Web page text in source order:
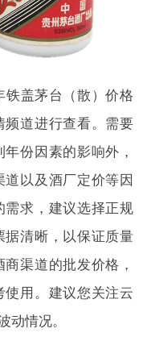
铁盖茅台（散）价格
道进行查看。需要
份因素的影响外，
以及酒厂定价等因
求，建议选择正规
清晰，以保证质量
渠道的批发价格，
用。建议您关注云
情况。